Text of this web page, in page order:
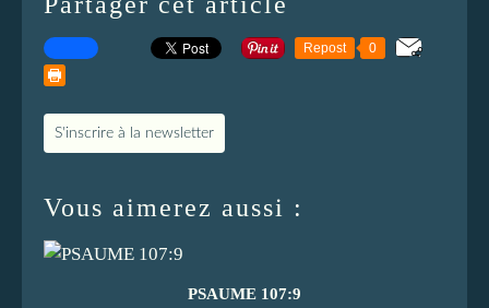
Repost 0
S'inscrire à la newsletter
Vous aimerez aussi :
PSAUME 107:9